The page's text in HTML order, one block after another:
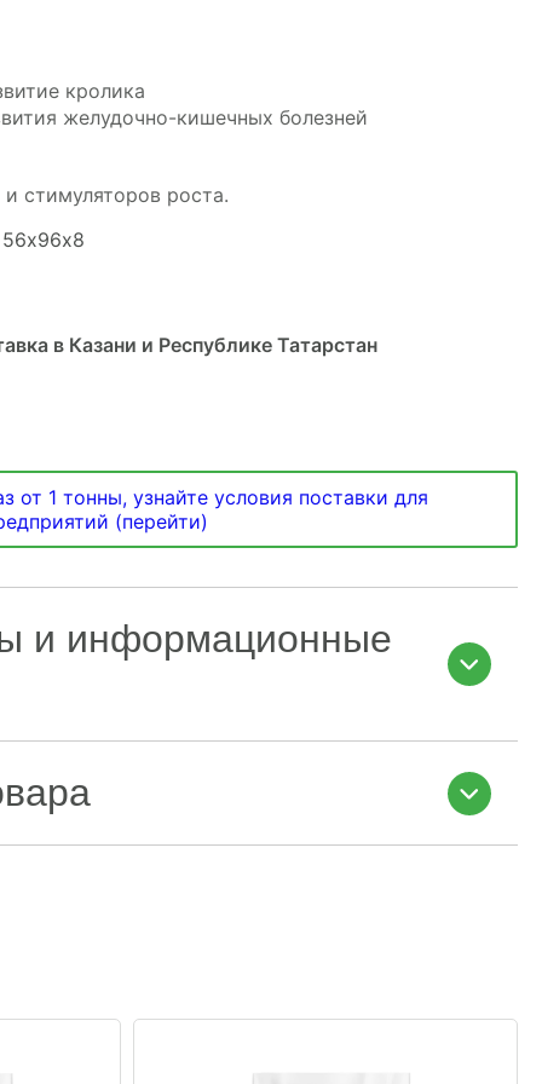
кролика
желудочно-кишечных болезней
стимуляторов роста.
в Казани и Республике Татарстан
от 1 тонны, узнайте условия поставки для
(перейти)
и информационные